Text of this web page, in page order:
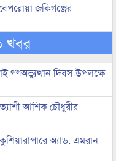
জকিগঞ্জের
খবর
গণঅভ্যুত্থান দিবস উপলক্ষে
আশিক চৌধুরীর
অ্যাড. এমরান